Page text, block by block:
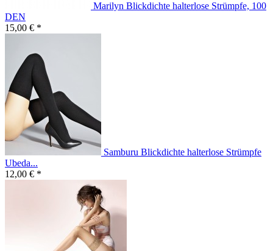
Marilyn Blickdichte halterlose Strümpfe, 100
DEN
15,00 € *
Samburu Blickdichte halterlose Strümpfe
Ubeda...
12,00 € *